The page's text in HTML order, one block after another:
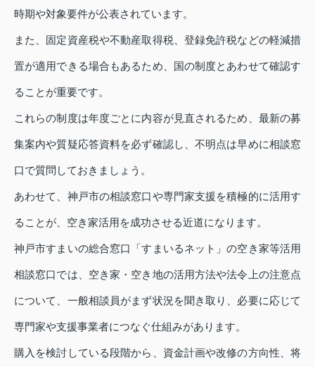
時期や対象要件が公表されています。
また、固定資産税や不動産取得税、登録免許税などの軽減措
置が適用できる場合もあるため、国の制度とあわせて確認す
ることが重要です。
これらの制度は年度ごとに内容が見直されるため、最新の募
集案内や質疑応答資料を必ず確認し、不明点は早めに相談窓
口で質問しておきましょう。
あわせて、神戸市の相談窓口や専門家支援を積極的に活用す
ることが、空き家活用を成功させる近道になります。
神戸市すまいの総合窓口「すまいるネット」の空き家等活用
相談窓口では、空き家・空き地の活用方法や法令上の注意点
について、一般相談員がまず状況を聞き取り、必要に応じて
専門家や支援事業者につなぐ仕組みがあります。
購入を検討している段階から、資金計画や改修の方向性、将